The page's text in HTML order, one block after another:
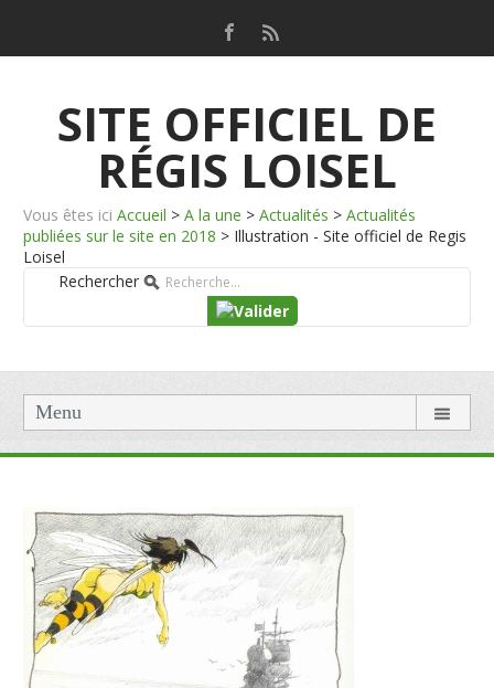
SITE OFFICIEL DE
RÉGIS LOISEL
Vous êtes ici Accueil > A la une > Actualités > Actualités
publiées sur le site en 2018 > Illustration - Site officiel de Regis
Loisel
Rechercher
Menu